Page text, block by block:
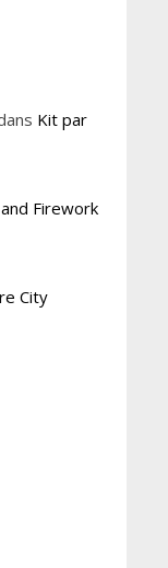
Kit par
Firework
City